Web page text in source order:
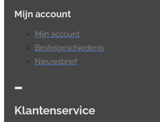
Mijn account
Mijn account
Bestelgeschiedenis
Nieuwsbrief
Klantenservice